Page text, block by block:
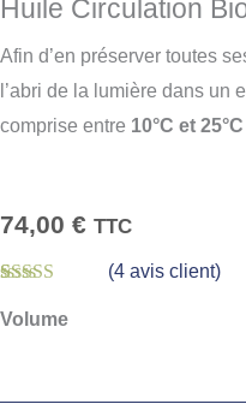
Huile Circulation
Afin d’en préserver toutes
l’abri de la lumière dans un
comprise entre 10°C et 25°C
74,00 € TTC
5 basé sur
(4 avis client)
Volume